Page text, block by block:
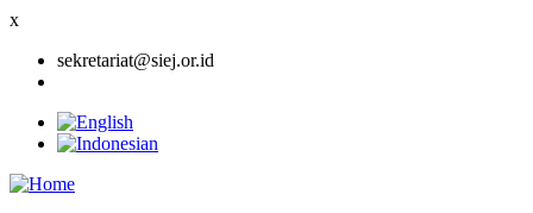
x
sekretariat@siej.or.id